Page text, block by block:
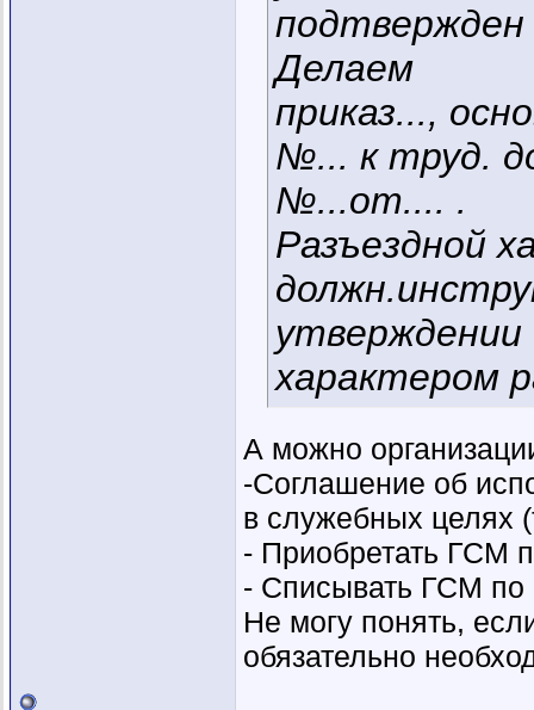
подтвержден
Делаем
приказ...,
№... к труд.
№...от.... .
Разъездной
утверждении
характером
А можно
-Соглашение об
в служебных целях
- Приобретать ГСМ
- Списывать ГСМ
Не могу понять,
обязательно